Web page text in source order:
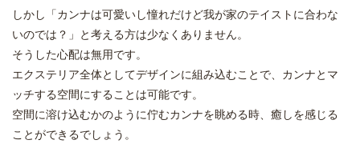
しかし「カンナは可愛いし憧れだけど我が家のテイストに合わな
いのでは？」と考える方は少なくありません。
そうした心配は無用です。
エクステリア全体としてデザインに組み込むことで、カンナとマ
ッチする空間にすることは可能です。
空間に溶け込むかのように佇むカンナを眺める時、癒しを感じる
ことができるでしょう。